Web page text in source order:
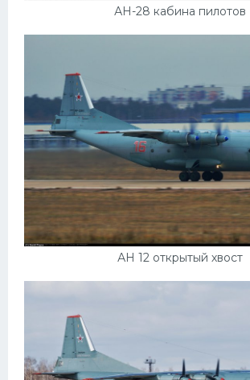
АН-28 кабина пилотов
АН 12 открытый хвост